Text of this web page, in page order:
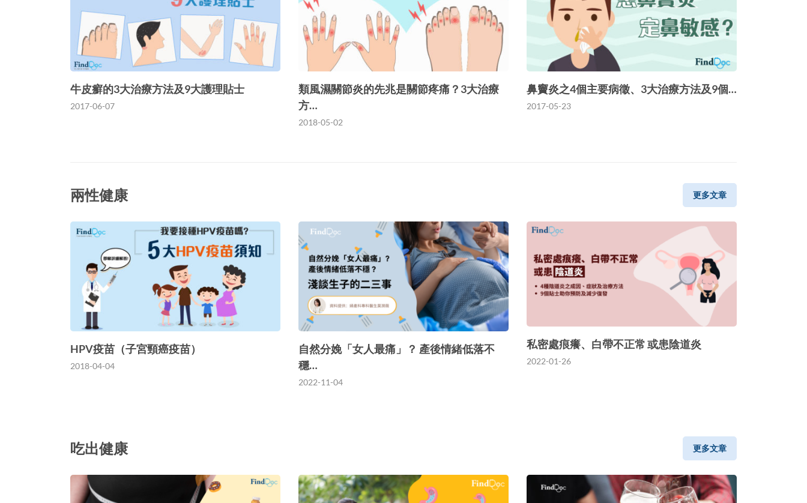
牛皮癬的3大治療方法及9大護理貼士
2017-06-07
類風濕關節炎的先兆是關節疼痛？3大治療
方…
2018-05-02
鼻竇炎之4個主要病徵、3大治療方法及9個…
2017-05-23
兩性健康 更多文章
HPV疫苗（子宮頸癌疫苗）
2018-04-04
自然分娩「女人最痛」？ 產後情緒低落不
穩…
2022-11-04
私密處痕癢、白帶不正常 或患陰道炎
2022-01-26
吃出健康 更多文章